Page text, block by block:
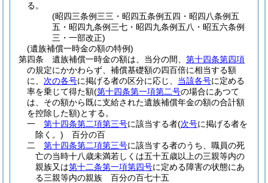
る。
(昭四三条例三三・昭四五条例五四・昭四八条例五
五・昭四九条例三七・昭四九条例五八・昭五六条例
三・一部改正)
(遺族補償一時金の額の特例)
第四条
遺族補償一時金の額は、当分の間、 第十四条第四項
の規定にかかわらず、補償基礎額の四百倍に相当する額
に、 次の各号に掲げる者の区分に応じ、 当該各号に定める
率を乗じて得た額(第十四条第一項第二号の場合にあつて
は、その額から既に支給された遺族補償年金の額の合計額
を控除した額)とする。
一
第十四条第二項第三号に該当する者(次号に掲げる者を
除く。) 百分の百
二
第十四条第二項第三号に該当する者のうち、職員の死
亡の当時十八歳未満若しくは五十五歳以上の三親等内の
親族又は第十二条第一項第四号に定める障害の状態にあ
る三親等内の親族 百分の百七十五